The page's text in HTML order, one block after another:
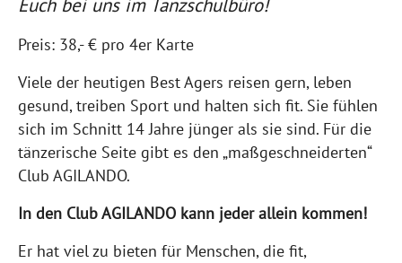
Euch bei uns im Tanzschulbüro!
Preis: 38,- € pro 4er Karte
Viele der heutigen Best Agers reisen gern, leben
gesund, treiben Sport und halten sich fit. Sie fühlen
sich im Schnitt 14 Jahre jünger als sie sind. Für die
tänzerische Seite gibt es den „maßgeschneiderten“
Club AGILANDO.
In den Club AGILANDO kann jeder allein kommen!
Er hat viel zu bieten für Menschen, die fit,